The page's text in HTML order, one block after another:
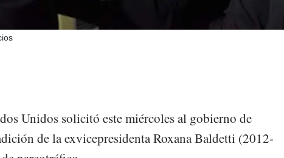
Unidos solicitó este miércoles al gobierno de
de la exvicepresidenta Roxana Baldetti (2012-